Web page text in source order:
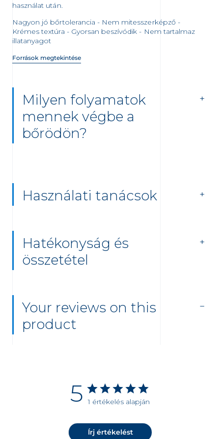
használat után.
Nagyon jó bőrtolerancia - Nem mitesszerképző -
Krémes textúra - Gyorsan beszívódik - Nem tartalmaz
illatanyagot
Források megtekintése
Milyen folyamatok
mennek végbe a
bőrödön?
Használati tanácsok
Hatékonyság és
összetétel
Your reviews on this
product
5 1 értékelés alapján
Írj értékelést